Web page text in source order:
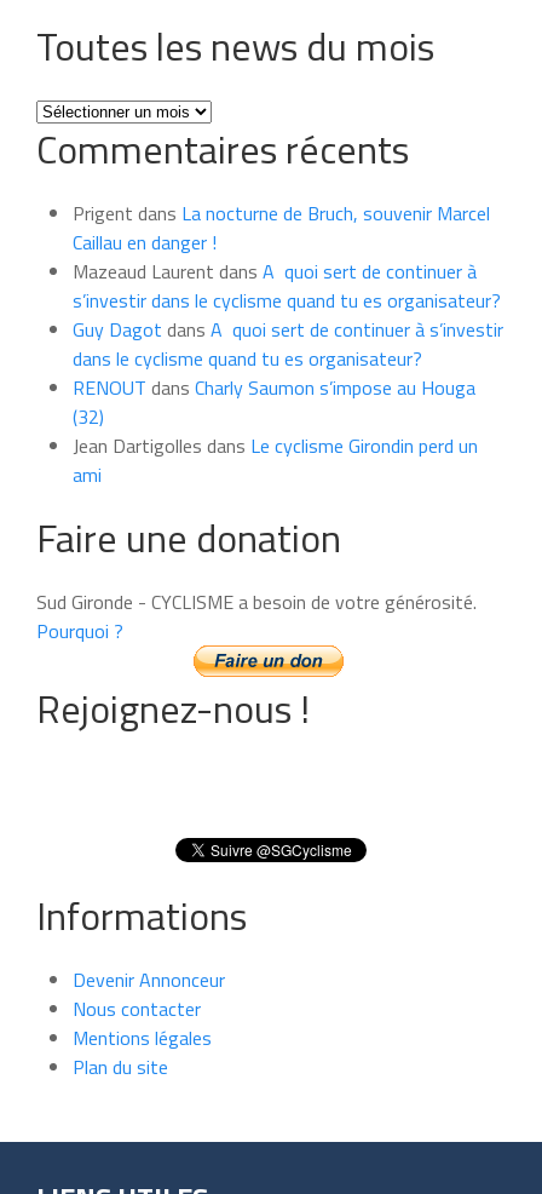
Toutes les news du mois
Toutes
les
news
mois
Commentaires récents
Prigent dans La nocturne de Bruch, souvenir Marcel
Caillau en danger !
Mazeaud Laurent dans A quoi sert de continuer à
s’investir dans le cyclisme quand tu es organisateur?
Guy Dagot dans A quoi sert de continuer à s’investir
dans le cyclisme quand tu es organisateur?
RENOUT dans Charly Saumon s’impose au Houga
(32)
Jean Dartigolles dans Le cyclisme Girondin perd un
ami
Faire une donation
Sud Gironde - CYCLISME a besoin de votre générosité.
Pourquoi ?
Rejoignez-nous !
Informations
Devenir Annonceur
Nous contacter
Mentions légales
Plan du site